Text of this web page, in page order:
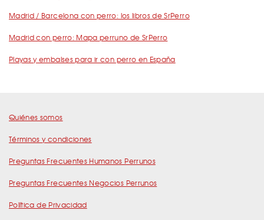
Madrid / Barcelona con perro: los libros de SrPerro
Madrid con perro: Mapa perruno de SrPerro
Playas y embalses para ir con perro en España
Quiénes somos
Términos y condiciones
Preguntas Frecuentes Humanos Perrunos
Preguntas Frecuentes Negocios Perrunos
Política de Privacidad